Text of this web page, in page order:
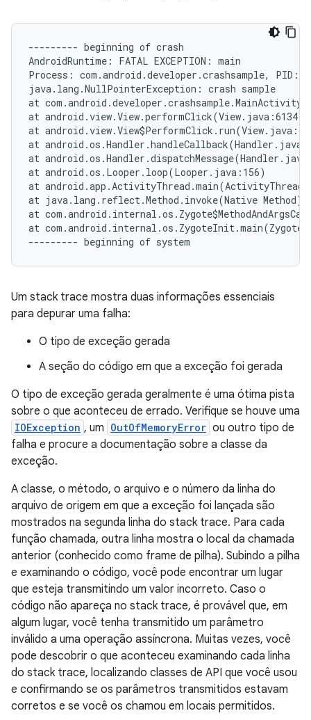
--------- beginning of crash
AndroidRuntime: FATAL EXCEPTION: main
Process: com.android.developer.crashsample, PID:
java.lang.NullPointerException: crash sample
at
at android.view.View.performClick(View.java:6134)
at
at
at
at android.os.Looper.loop(Looper.java:156)
at
at java.lang.reflect.Method.invoke(Native Method)
at
at
Um stack trace mostra duas informações essenciais
para depurar uma falha:
O tipo de exceção gerada
A seção do código em que a exceção foi gerada
O tipo de exceção gerada geralmente é uma ótima pista
sobre o que aconteceu de errado. Verifique se houve uma
IOException , um OutOfMemoryError ou outro tipo de
falha e procure a documentação sobre a classe da
exceção.
A classe, o método, o arquivo e o número da linha do
arquivo de origem em que a exceção foi lançada são
mostrados na segunda linha do stack trace. Para cada
função chamada, outra linha mostra o local da chamada
anterior (conhecido como frame de pilha). Subindo a pilha
e examinando o código, você pode encontrar um lugar
que esteja transmitindo um valor incorreto. Caso o
código não apareça no stack trace, é provável que, em
algum lugar, você tenha transmitido um parâmetro
inválido a uma operação assíncrona. Muitas vezes, você
pode descobrir o que aconteceu examinando cada linha
do stack trace, localizando classes de API que você usou
e confirmando se os parâmetros transmitidos estavam
corretos e se você os chamou em locais permitidos.